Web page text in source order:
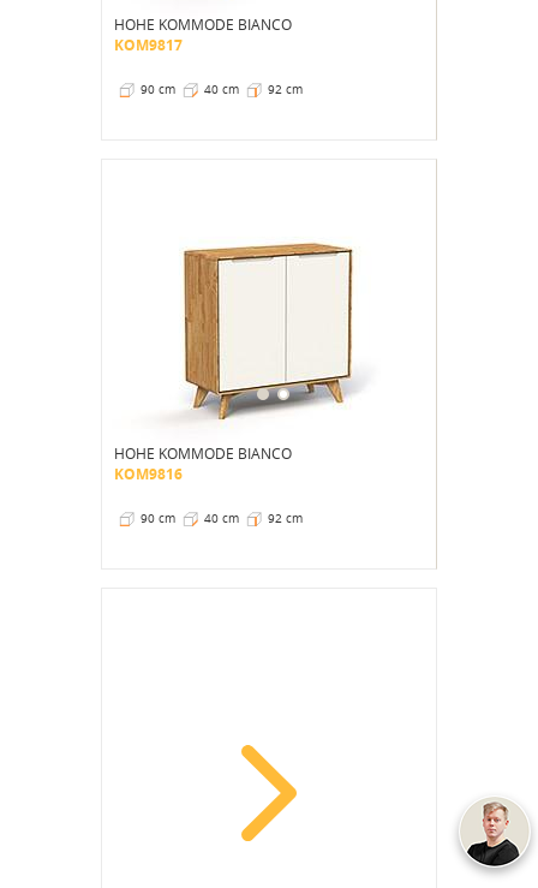
HOHE KOMMODE BIANCO
KOM9817
90 cm 40 cm 92 cm
HOHE KOMMODE BIANCO
KOM9816
90 cm 40 cm 92 cm